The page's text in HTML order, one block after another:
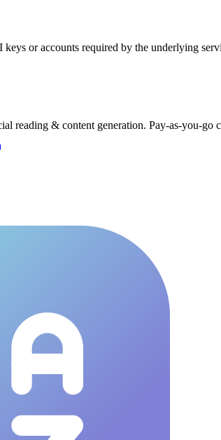
or accounts required by the underlying
reading & content generation. Pay-as-you-go